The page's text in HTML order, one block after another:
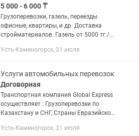
5 000 - 6 000 ₸
Грузоперевозки, газель, переезды
офисные, квартиры, и др. Доставка
стройматериалов. Газель от 5000 тг./
разборка мебели, а также
Усть-Каменогорск, 31 июля
Услуги автомобильных перевозок
Договорная
Транспортная компания Global Express
осуществляет : Грузоперевозки по
Казахстану и СНГ, Страны Евразийской
отдельной машиной от двери до двери.
Усть-Каменогорск, 31 июля